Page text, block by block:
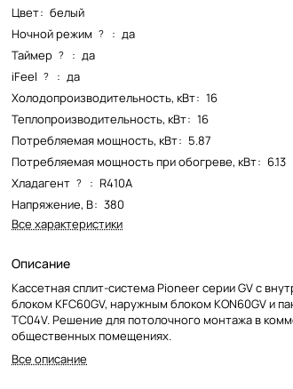
Цвет: белый
Ночной режим ? : да
Таймер ? : да
iFeel ? : да
Холодопроизводительность, кВт: 16
Теплопроизводительность, кВт: 16
Потребляемая мощность, кВт: 5.87
Потребляемая мощность при обогреве, кВт: 6.13
Хладагент ? : R410A
Напряжение, В: 380
Все характеристики
Описание
Кассетная сплит-система Pioneer серии GV с
блоком KFC60GV, наружным блоком KON60GV и
TC04V. Решение для потолочного монтажа в
общественных помещениях.
Все описание